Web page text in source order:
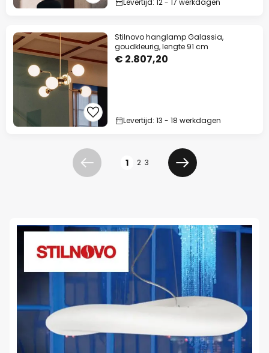
Levertijd: 12 - 17 werkdagen
Stilnovo hanglamp Galassia,
goudkleurig, lengte 91 cm
€ 2.807,20
Levertijd: 13 - 18 werkdagen
Vorige 1 2 3
Volgende